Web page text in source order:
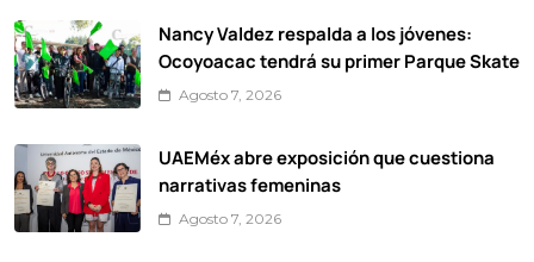
Nancy Valdez respalda a los jóvenes:
Ocoyoacac tendrá su primer Parque Skate
Agosto 7, 2026
UAEMéx abre exposición que cuestiona
narrativas femeninas
Agosto 7, 2026